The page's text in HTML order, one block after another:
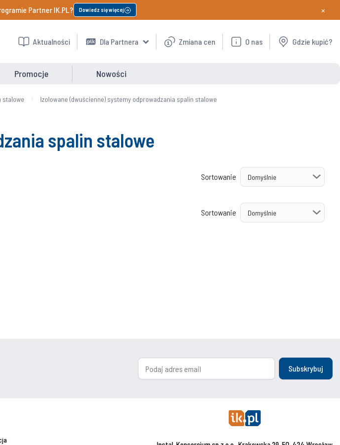
Partner IK.PL? Dowiedz się więcej ×
Aktualności Dla Partnera Zmiana cen O nas Gdzie kupić?
Promocje Nowości
stalowe Izolowane (dwuścienne) systemy odprowadzania spalin stalowe
spalin stalowe
Sortowanie
Sortowanie
Subskrybuj